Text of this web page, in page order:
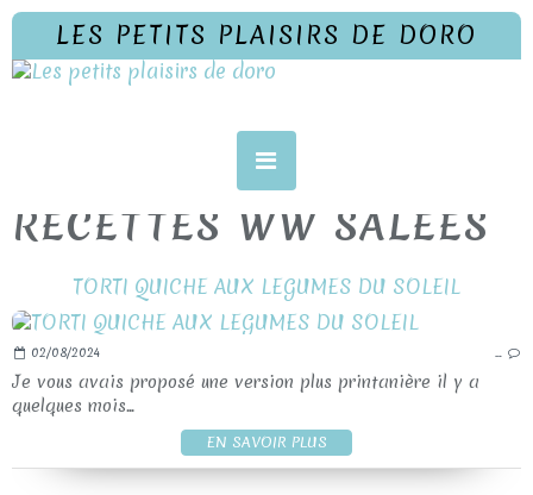
LES PETITS PLAISIRS DE DORO
RECETTES WW SALEES
TORTI QUICHE AUX LEGUMES DU SOLEIL
02/08/2024 …
Je vous avais proposé une version plus printanière il y a
quelques mois...
EN SAVOIR PLUS